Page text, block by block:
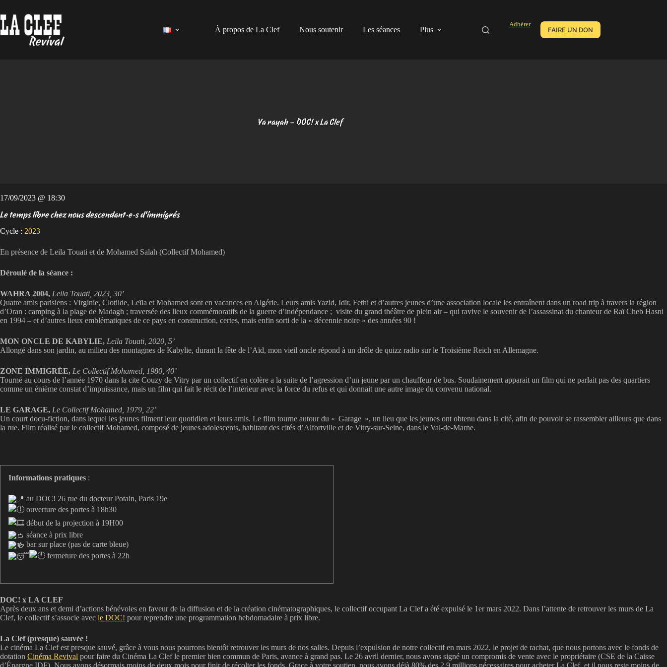
au
contenu
À propos de La Clef
Nous soutenir Les séances Plus
Adhérer
FAIRE UN DON
Ya rayah – DOC! x La Clef
17/09/2023 @ 18:30
Le temps libre chez nous descendant·e·s d'immigrés
Cycle : 2023
En présence de Leila Touati et de Mohamed Salah (Collectif Mohamed)
Déroulé de la séance :
WAHRA 2004, Leila Touati, 2023, 30’
Quatre amis parisiens : Virginie, Clotilde, Leïla et Mohamed sont en vacances en Algérie. Leurs amis Yazid, Idir, Fethi et d’autres jeunes d’une association locale les entraînent dans un road trip à travers la région
d’Oran : camping à la plage de Madagh ; traversée des lieux commémoratifs de la guerre d’indépendance ; visite du grand théâtre de plein air – qui ravive le souvenir de l’assassinat du chanteur de Raï Cheb Hasni
en 1994 – et d’autres lieux emblématiques de ce pays en construction, certes, mais enfin sorti de la « décennie noire » des années 90 !
MON ONCLE DE KABYLIE, Leila Touati, 2020, 5’
Allongé dans son jardin, au milieu des montagnes de Kabylie, durant la fête de l’Aïd, mon vieil oncle répond à un drôle de quizz radio sur le Troisième Reich en Allemagne.
ZONE IMMIGRÉE, Le Collectif Mohamed, 1980, 40’
Tourné au cours de l’année 1970 dans la cite Couzy de Vitry par un collectif en colère a la suite de l’agression d’un jeune par un chauffeur de bus. Soudainement apparait un film qui ne parlait pas des quartiers
comme un énième constat d’impuissance, mais un film qui fait le récit de l’intérieur avec la force du refus et qui donnait une autre image du convenu national.
LE GARAGE, Le Collectif Mohamed, 1979, 22’
Un court docu-fiction, dans lequel les jeunes filment leur quotidien et leurs amis. Le film tourne autour du « Garage », un lieu que les jeunes ont obtenu dans la cité, afin de pouvoir se rassembler ailleurs que dans
la rue. Film réalisé par le collectif Mohamed, composé de jeunes adolescents, habitant des cités d’Alfortville et de Vitry-sur-Seine, dans le Val-de-Marne.
Informations pratiques :
au DOC! 26 rue du docteur Potain, Paris 19e
ouverture des portes à 18h30
début de la projection à 19H00
séance à prix libre
bar sur place (pas de carte bleue)
fermeture des portes à 22h
DOC! x LA CLEF
Après deux ans et demi d’actions bénévoles en faveur de la diffusion et de la création cinématographiques, le collectif occupant La Clef a été expulsé le 1er mars 2022. Dans l’attente de retrouver les murs de La
Clef, le collectif s’associe avec le DOC! pour reprendre une programmation hebdomadaire à prix libre.
La Clef (presque) sauvée !
Le cinéma La Clef est presque sauvé, grâce à vous nous pourrons bientôt retrouver les murs de nos salles. Depuis l’expulsion de notre collectif en mars 2022, le projet de rachat, que nous portons avec le fonds de
dotation Cinéma Revival pour faire du Cinéma La Clef le premier bien commun de Paris, avance à grand pas. Le 26 avril dernier, nous avons signé un compromis de vente avec le propriétaire (CSE de la Caisse
d’Épargne IDF). Nous avons désormais moins de deux mois pour finir de récolter les fonds. Grace à votre soutien, nous avons déjà 80% des 2,9 millions nécessaires pour acheter La Clef, et il nous reste moins de